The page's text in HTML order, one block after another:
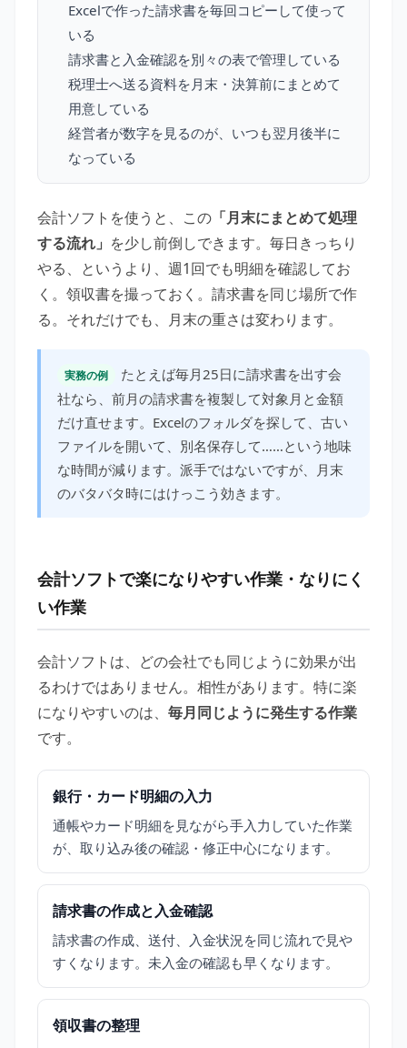
Excelで作った請求書を毎回コピーして使って
いる
請求書と入金確認を別々の表で管理している
税理士へ送る資料を月末・決算前にまとめて
用意している
経営者が数字を見るのが、いつも翌月後半に
なっている
会計ソフトを使うと、この 「月末にまとめて処理
する流れ」 を少し前倒しできます。毎日きっちり
やる、というより、週1回でも明細を確認してお
く。領収書を撮っておく。請求書を同じ場所で作
る。それだけでも、月末の重さは変わります。
実務の例
たとえば毎月25日に請求書を出す会
社なら、前月の請求書を複製して対象月と金額
だけ直せます。Excelのフォルダを探して、古い
ファイルを開いて、別名保存して……という地味
な時間が減ります。派手ではないですが、月末
のバタバタ時にはけっこう効きます。
会計ソフトで楽になりやすい作業・なりにく
い作業
会計ソフトは、どの会社でも同じように効果が出
るわけではありません。相性があります。特に楽
になりやすいのは、 毎月同じように発生する作業
です。
銀行・カード明細の入力
通帳やカード明細を見ながら手入力していた作業
が、取り込み後の確認・修正中心になります。
請求書の作成と入金確認
請求書の作成、送付、入金状況を同じ流れで見や
すくなります。未入金の確認も早くなります。
領収書の整理